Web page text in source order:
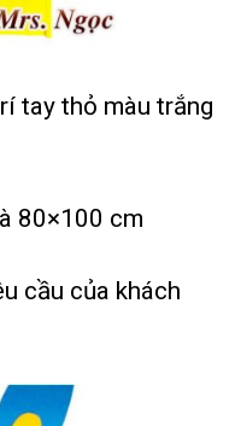
tay thỏ màu trắng
80×100 cm
cầu của khách